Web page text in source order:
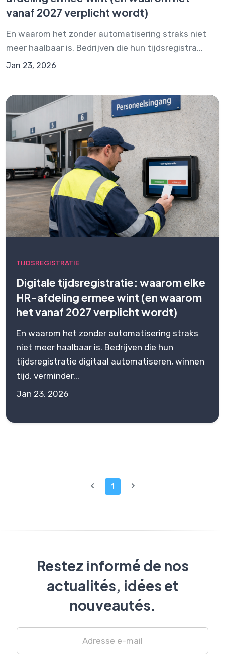
vanaf 2027 verplicht wordt)
En waarom het zonder automatisering straks niet
meer haalbaar is. Bedrijven die hun tijdsregistra...
Jan 23, 2026
TIJDSREGISTRATIE
Digitale tijdsregistratie: waarom elke
HR-afdeling ermee wint (en waarom
het vanaf 2027 verplicht wordt)
En waarom het zonder automatisering straks
niet meer haalbaar is. Bedrijven die hun
tijdsregistratie digitaal automatiseren, winnen
tijd, verminder...
Jan 23, 2026
1
Restez informé de nos
actualités, idées et
nouveautés.